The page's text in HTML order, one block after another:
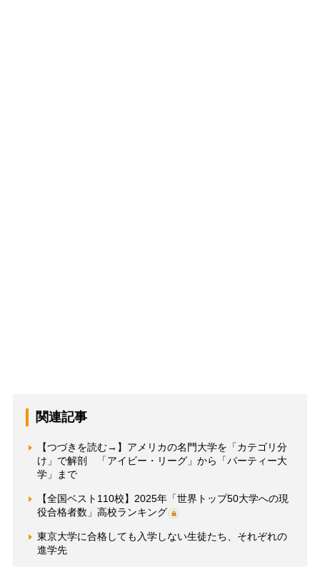
関連記事
【つづきを読む→】アメリカの名門大学を「カテゴリ分
け」で解剖 「アイビー・リーグ」から「パーティー大
学」まで
【全国ベスト110校】2025年「世界トップ50大学への現
役合格者数」高校ランキング
東京大学に合格しても入学しない生徒たち、それぞれの
進学先